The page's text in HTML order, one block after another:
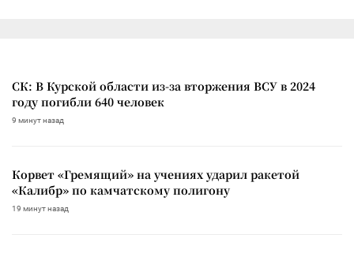
СК: В Курской области из-за вторжения ВСУ в 2024
году погибли 640 человек
9 минут назад
Корвет «Гремящий» на учениях ударил ракетой
«Калибр» по камчатскому полигону
19 минут назад